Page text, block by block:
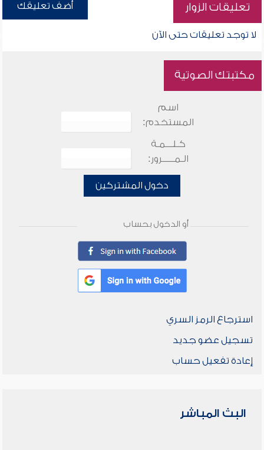
تعليقات الزوار أضف تعليقك
لا توجد تعليقات حتى الآن
مكتبتك الصوتية
اسم
المستخدم:
كـلـــمـة
الـمـــــرور:
دخول المشتركين
أو الدخول بحساب
استرجاع الرمز السري
تسجيل عضو جديد
إعادة تفعيل حساب
البث المباشر